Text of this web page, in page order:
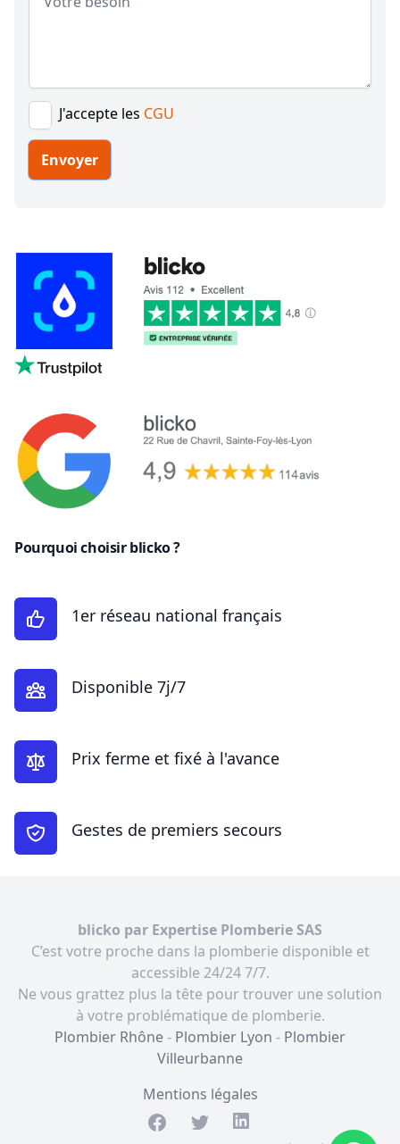
J'accepte les CGU
Envoyer
Pourquoi choisir blicko ?
1er réseau national français
Disponible 7j/7
Prix ferme et fixé à l'avance
Gestes de premiers secours
blicko par Expertise Plomberie SAS
C’est votre proche dans la plomberie disponible et
accessible 24/24 7/7.
Ne vous grattez plus la tête pour trouver une solution
à votre problématique de plomberie.
Plombier Rhône- Plombier Lyon - Plombier
Villeurbanne
Mentions légales
FacebookTwitterLinkedIn